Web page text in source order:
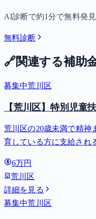
AI診断で約1分で無料発見
無料診断
🔗関連する補助
募集中荒川区
【荒川区】特別児童
荒川区の20歳未満で精神
育している方に支給され
6万円
荒川区
詳細を見る
募集中荒川区